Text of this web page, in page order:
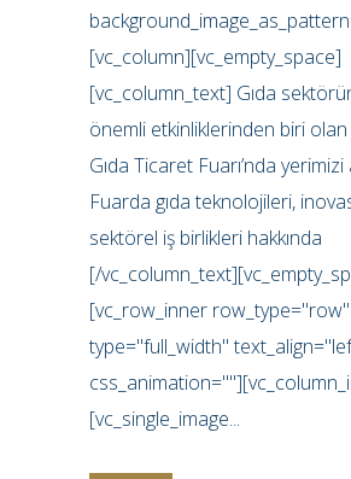
[vc_column][vc_empty_space]
[vc_column_text] Gıda
önemli etkinliklerinden biri
Gıda Ticaret Fuarı’nda yerimizi
Fuarda gıda teknolojileri,
sektörel iş birlikleri hakkında
[/
[vc_row_inner row_type="row"
type="full_width"
[vc_single_image...